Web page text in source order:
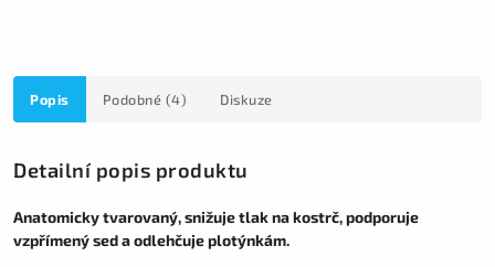
Popis Podobné (4) Diskuze
Detailní popis produktu
Anatomicky tvarovaný, snižuje tlak na kostrč, podporuje
vzpřímený sed a odlehčuje plotýnkám.